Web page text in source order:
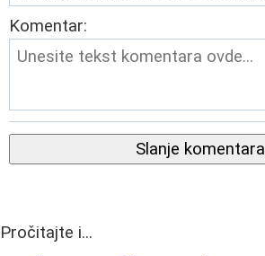
Komentar:
Slanje komentara
Pročitajte i...